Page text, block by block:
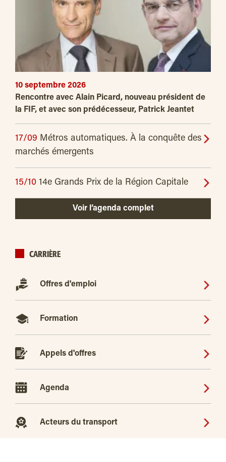
10 septembre 2026
Rencontre avec Alain Picard, nouveau président de
la FIF, et avec son prédécesseur, Patrick Jeantet
17/09 Métros automatiques. À la conquête des
marchés émergents
15/10 14e Grands Prix de la Région Capitale
Voir l’agenda complet
CARRIÈRE
Offres d'emploi
Formation
Appels d'offres
Agenda
Acteurs du transport